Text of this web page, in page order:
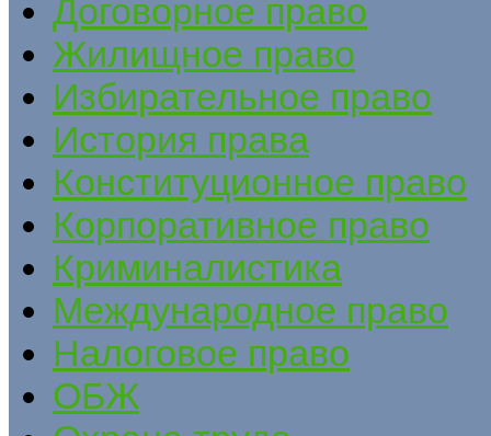
Договорное право
Жилищное право
Избирательное право
История права
Конституционное право
Корпоративное право
Криминалистика
Международное право
Налоговое право
ОБЖ